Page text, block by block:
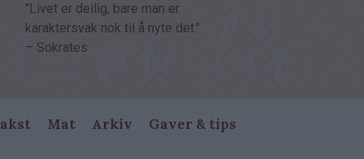
"Livet er deilig, bare man er
karaktersvak nok til å nyte det."
– Sokrates
Mat Arkiv Gaver & tips